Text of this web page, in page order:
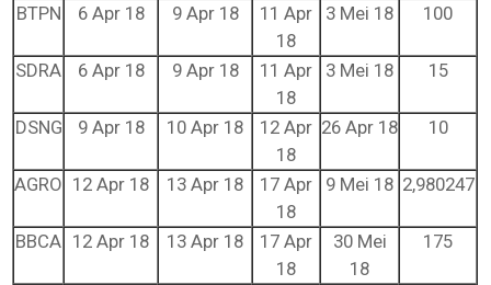
BTPN 6 Apr 18 9 Apr 18
11 Apr
18
3 Mei 18 100
SDRA 6 Apr 18 9 Apr 18
11 Apr
18
3 Mei 18 15
DSNG 9 Apr 18 10 Apr 18
12 Apr
18
26 Apr 18 10
AGRO 12 Apr 18 13 Apr 18
17 Apr
18
9 Mei 18 2,980247
BBCA 12 Apr 18 13 Apr 18
17 Apr
18
30 Mei
18
175